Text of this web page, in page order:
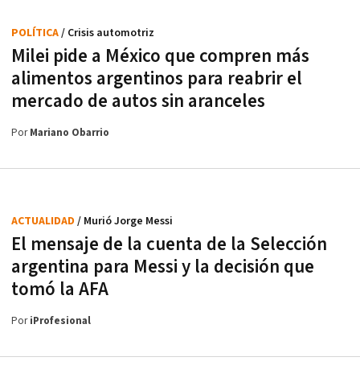
Milei pide a México que compren más
alimentos argentinos para reabrir el
mercado de autos sin aranceles
POLÍTICA/ Crisis automotriz
PorMariano Obarrio
El mensaje de la cuenta de la Selección
argentina para Messi y la decisión que
tomó la AFA
ACTUALIDAD / Murió Jorge Messi
PoriProfesional